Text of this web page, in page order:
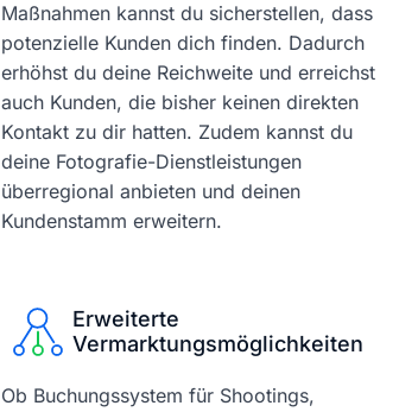
Maßnahmen kannst du sicherstellen, dass
potenzielle Kunden dich finden. Dadurch
erhöhst du deine Reichweite und erreichst
auch Kunden, die bisher keinen direkten
Kontakt zu dir hatten. Zudem kannst du
deine Fotografie-Dienstleistungen
überregional anbieten und deinen
Kundenstamm erweitern.
Erweiterte
Vermarktungsmöglichkeiten
Ob Buchungssystem für Shootings,